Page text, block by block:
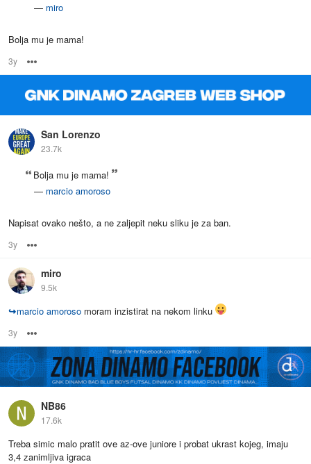
— miro
Bolja mu je mama!
3y
San Lorenzo
23.7k
Bolja mu je mama!
— marcio amoroso
Napisat ovako nešto, a ne zaljepit neku sliku je za ban.
3y
miro
9.5k
↪marcio amoroso moram inzistirat na nekom linku
3y
NB86
17.6k
Treba simic malo pratit ove az-ove juniore i probat ukrast kojeg, imaju
3,4 zanimljiva igraca